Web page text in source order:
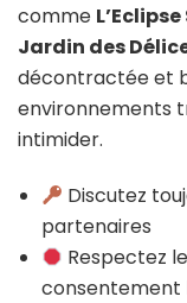
comme
Jardin des
décontractée et
environnements
intimider.
Discutez
partenaires
Respectez
consentement